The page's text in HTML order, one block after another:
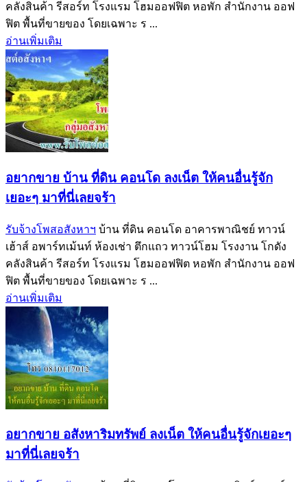
คลังสินค้า รีสอร์ท โรงแรม โฮมออฟฟิต หอพัก สำนักงาน ออฟ
ฟิต พื้นที่ขายของ โดยเฉพาะ ร ...
อ่านเพิ่มเติม
อยากขาย บ้าน ที่ดิน คอนโด ลงเน็ต ให้คนอื่นรู้จัก
เยอะๆ มาที่นี่เลยจร้า
รับจ้างโพสอสังหาฯ บ้าน ที่ดิน คอนโด อาคารพาณิชย์ ทาวน์
เฮ้าส์ อพาร์ทเม้นท์ ห้องเช่า ตึกแถว ทาวน์โฮม โรงงาน โกดัง
คลังสินค้า รีสอร์ท โรงแรม โฮมออฟฟิต หอพัก สำนักงาน ออฟ
ฟิต พื้นที่ขายของ โดยเฉพาะ ร ...
อ่านเพิ่มเติม
อยากขาย อสังหาริมทรัพย์ ลงเน็ต ให้คนอื่นรู้จักเยอะๆ
มาที่นี่เลยจร้า